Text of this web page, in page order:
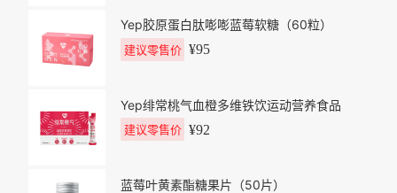
Yep胶原蛋白肽嘭嘭蓝莓软糖（60粒）
建议零售价 ¥95
Yep绯常桃气血橙多维铁饮运动营养食品
建议零售价 ¥92
蓝莓叶黄素酯糖果片（50片）